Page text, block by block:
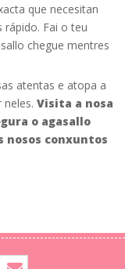
que necesitan
rápido. Fai o teu
chegue mentres
atentas e atopa a
Visita a nosa
o agasallo
nosos conxuntos